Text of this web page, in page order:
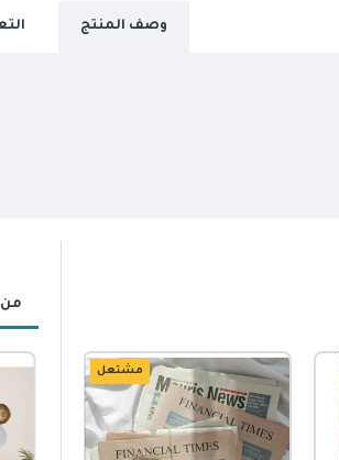
وصف المنتج
مشتعل